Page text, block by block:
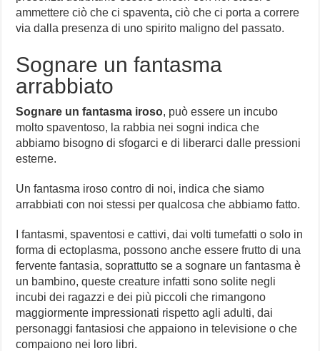
ammettere ciò che ci spaventa,ciò che ci porta a correre
via dalla presenza di uno spirito maligno del passato.
Sognare un fantasma
arrabbiato
Sognare un fantasma iroso, può essere un incubo
molto spaventoso, la rabbia nei sogni indica che
abbiamo bisogno di sfogarci e di liberarci dalle pressioni
esterne.
Un fantasma iroso contro di noi, indica che siamo
arrabbiati con noi stessi per qualcosa che abbiamo fatto.
I fantasmi, spaventosi e cattivi, dai volti tumefatti o solo in
forma di ectoplasma, possono anche essere frutto di una
fervente fantasia, soprattutto se a sognare un fantasma è
un bambino, queste creature infatti sono solite negli
incubi dei ragazzi e dei più piccoli che rimangono
maggiormente impressionati rispetto agli adulti, dai
personaggi fantasiosi che appaiono in televisione o che
compaiono nei loro libri.